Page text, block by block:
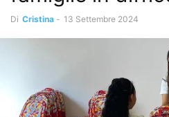
Di Cristina - 13 Settembre 2024